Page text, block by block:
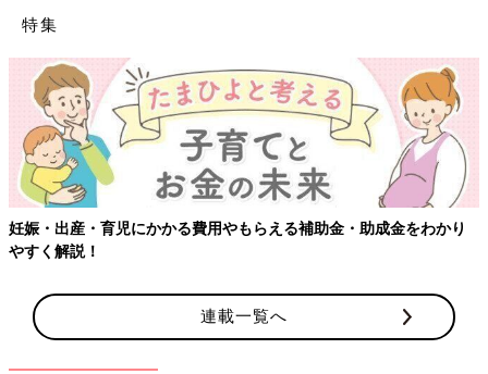
特集
【ワクチン接種できるものも】妊婦の感染症対策、知っておいて！
連載一覧へ